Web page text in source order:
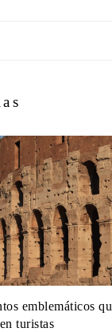
emblemáticos
turistas